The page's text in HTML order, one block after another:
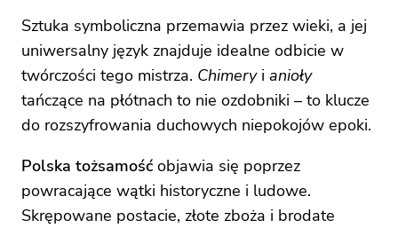
Sztuka symboliczna przemawia przez wieki, a jej
uniwersalny język znajduje idealne odbicie w
twórczości tego mistrza. Chimeryi anioły
tańczące na płótnach to nie ozdobniki – to klucze
do rozszyfrowania duchowych niepokojów epoki.
Polska tożsamość objawia się poprzez
powracające wątki historyczne i ludowe.
Skrępowane postacie, złote zboża i brodate